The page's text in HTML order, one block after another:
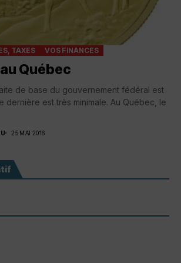
TAXES VOS FINANCES
Québec
de base du gouvernement fédéral est
dernière est très minimale. Au Québec, le
25 MAI 2016